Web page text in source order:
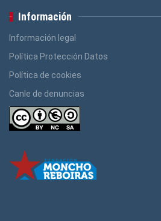
Información
Información legal
Política Protección Datos
Política de cookies
Canle de denuncias